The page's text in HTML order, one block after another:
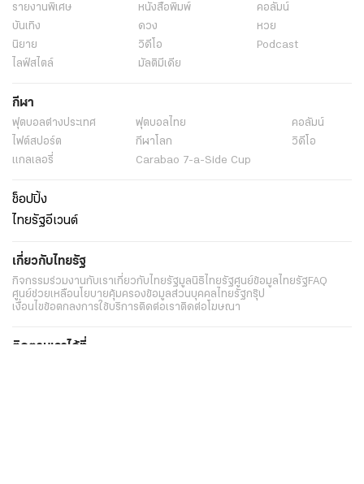
รายงานพิเศษ หนังสือพิมพ์
คอลัมน์
บันเทิง
ดวง
หวย
นิยาย
วิดีโอ
Podcast
ไลฟ์สไตล์
มัลติมีเดีย
กีฬา
ฟุตบอลต่่างประเทศ ฟุตบอลไทย
คอลัมน์
ไฟต์สปอร์ต
กีฬาโลก
วิดีโอ
แกลเลอรี่
Carabao 7-a-Side Cup
ช็อปปิ้ง
ไทยรัฐอีเวนต์
เกี่ยวกับไทยรัฐ
กิจกรรมร่วมงานกับเราเกี่ยวกับไทยรัฐมูลนิธิไทยรัฐศูนย์ข้อมูลไทยรัฐFAQ
ศูนย์ช่วยเหลือนโยบายคุ้มครองข้อมูลส่วนบุคคลไทยรัฐกรุ๊ป
เงื่อนไขข้อตกลงการใช้บริการติดต่อเราติดต่อโฆษณา
ติดตามเราได้ที่